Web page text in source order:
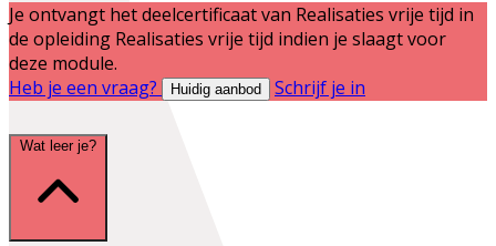
Je ontvangt het deelcertificaat van Realisaties vrije tijd in
de opleiding Realisaties vrije tijd indien je slaagt voor
deze module.
Heb je een vraag?
Huidig aanbod Schrijf je in
Wat leer je?